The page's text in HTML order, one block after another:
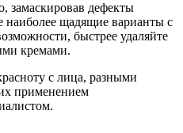
замаскировав дефекты
щадящие варианты с
быстрее удаляйте
кремами.
с лица, разными
применением